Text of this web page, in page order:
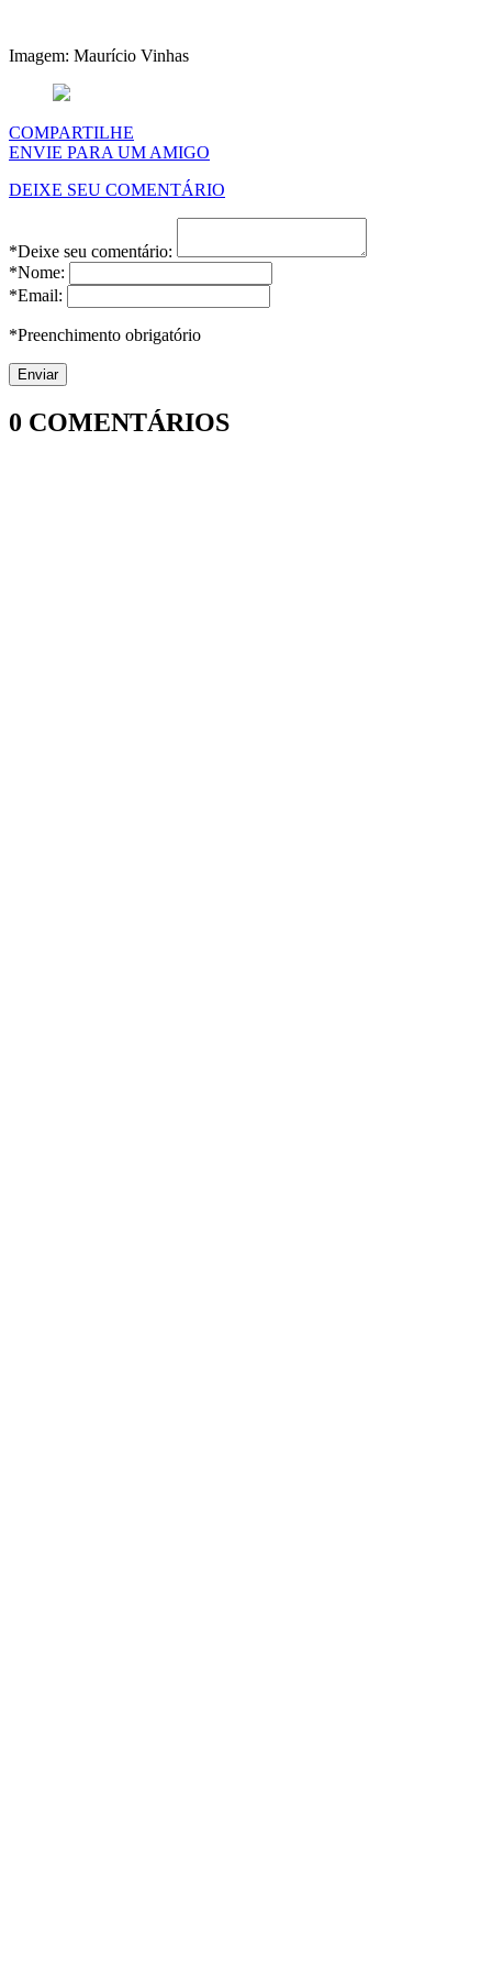
Imagem: Maurício Vinhas
COMPARTILHE
ENVIE PARA UM AMIGO
DEIXE SEU COMENTÁRIO
*Deixe seu comentário:
*Nome:
*Email:
*Preenchimento obrigatório
0 COMENTÁRIOS